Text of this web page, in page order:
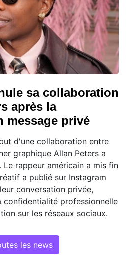
sa collaboration
après la
message privé
d'une collaboration entre
graphique Allan Peters a
rappeur américain a mis fin
a publié sur Instagram
conversation privée,
confidentialité professionnelle
sur les réseaux sociaux.
les news